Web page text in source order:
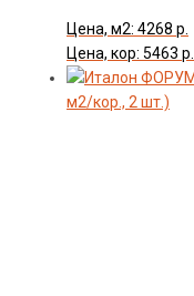
Цена, м2: 4268 р.
Цена, кор: 5463 р.